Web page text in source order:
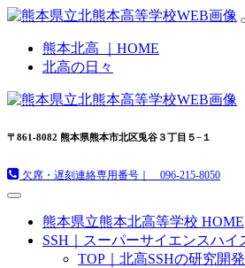
熊本北高 ｜HOME
北高の日々
〒861-8082 熊本県熊本市北区兎谷３丁目５−１
欠席・遅刻連絡専用番号｜ 096-215-8050
熊本県立熊本北高等学校 HOME
SSH｜スーパーサイエンスハイ
TOP｜北高SSHの研究開